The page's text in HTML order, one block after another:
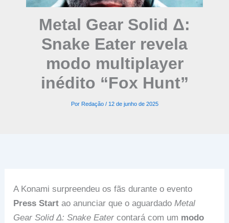
Metal Gear Solid Δ:
Snake Eater revela
modo multiplayer
inédito “Fox Hunt”
Por Redação / 12 de junho de 2025
A Konami surpreendeu os fãs durante o evento
Press Start ao anunciar que o aguardadoMetal
Gear Solid Δ: Snake Eater contará com um modo